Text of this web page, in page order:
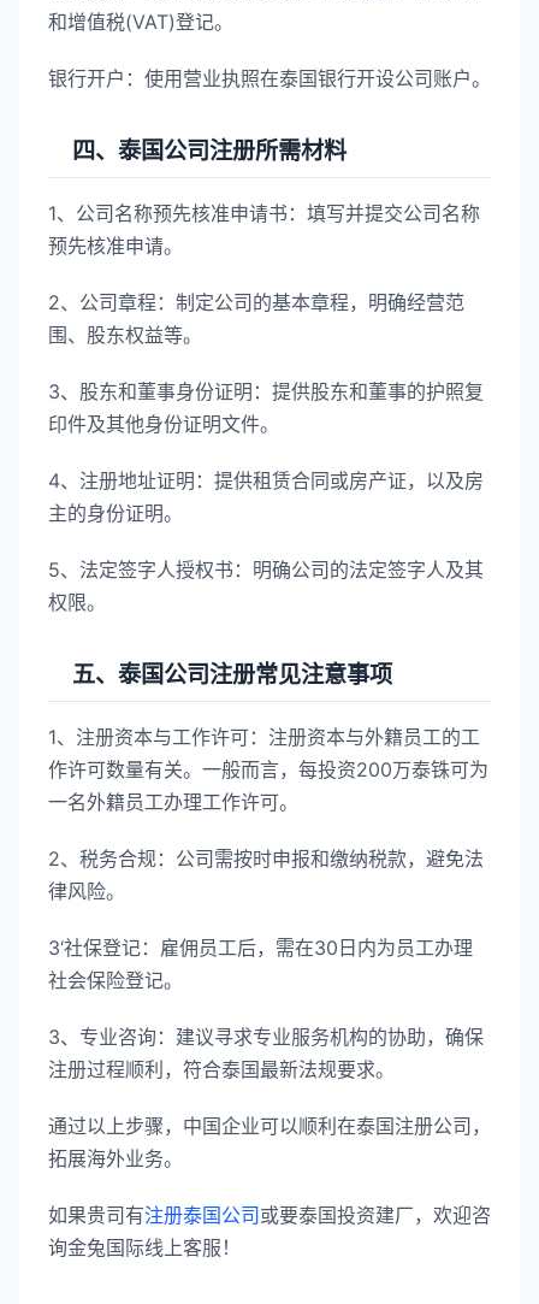
和增值税(VAT)登记。
银行开户：使用营业执照在泰国银行开设公司账户。
四、泰国公司注册所需材料
1、公司名称预先核准申请书：填写并提交公司名称
预先核准申请。
2、公司章程：制定公司的基本章程，明确经营范
围、股东权益等。
3、股东和董事身份证明：提供股东和董事的护照复
印件及其他身份证明文件。
4、注册地址证明：提供租赁合同或房产证，以及房
主的身份证明。
5、法定签字人授权书：明确公司的法定签字人及其
权限。
五、泰国公司注册常见注意事项
1、注册资本与工作许可：注册资本与外籍员工的工
作许可数量有关。一般而言，每投资200万泰铢可为
一名外籍员工办理工作许可。
2、税务合规：公司需按时申报和缴纳税款，避免法
律风险。
3‘社保登记：雇佣员工后，需在30日内为员工办理
社会保险登记。
3、专业咨询：建议寻求专业服务机构的协助，确保
注册过程顺利，符合泰国最新法规要求。
通过以上步骤，中国企业可以顺利在泰国注册公司，
拓展海外业务。
如果贵司有注册泰国公司 或要泰国投资建厂，欢迎咨
询金兔国际线上客服！